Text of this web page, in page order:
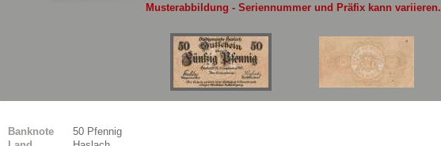
Musterabbildung - Seriennummer und Präfix kann variieren.
Banknote
50 Pfennig